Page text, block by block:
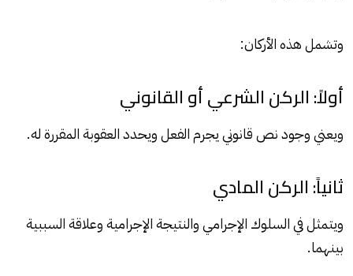
وتشمل هذه الأركان:
أولاً: الركن الشرعي أو القانوني
ويعني وجود نص قانوني يجرم الفعل ويحدد العقوبة المقررة له.
ثانياً: الركن المادي
ويتمثل في السلوك الإجرامي والنتيجة الإجرامية وعلاقة السببية
بينهما.